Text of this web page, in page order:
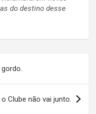
do destino desse
Clube não vai junto.